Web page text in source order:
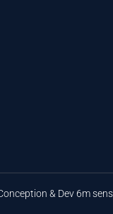
& Dev 6m sens